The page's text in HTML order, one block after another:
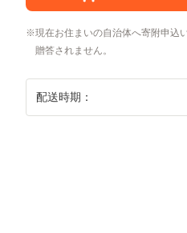
現在お住まいの自治体へ寄附申込
贈答されません。
配送時期：